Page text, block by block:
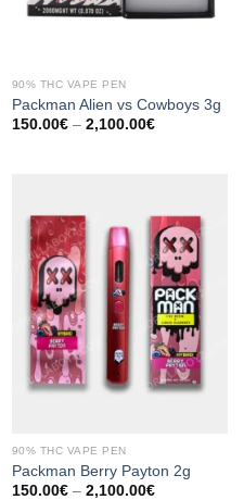
90% THC VAPE PEN
Packman Alien vs Cowboys 3g
150.00€ – 2,100.00€Preisspanne:
90% THC VAPE PEN
Packman Berry Payton 2g
150.00€ – 2,100.00€Preisspanne: